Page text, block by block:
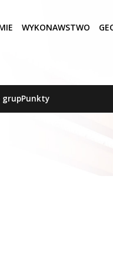
WYKONAWSTWO
grupPunkty